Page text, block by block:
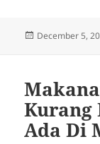
Posted
December 5,
Kurang
Ada Di